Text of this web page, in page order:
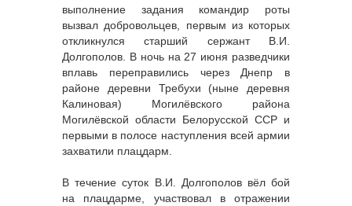
выполнение задания командир роты
вызвал добровольцев, первым из которых
откликнулся старший сержант В.И.
Долгополов. В ночь на 27 июня разведчики
вплавь переправились через Днепр в
районе деревни Требухи (ныне деревня
Калиновая) Могилёвского района
Могилёвской области Белорусской ССР и
первыми в полосе наступления всей армии
захватили плацдарм.
В течение суток В.И. Долгополов вёл бой
на плацдарме, участвовал в отражении